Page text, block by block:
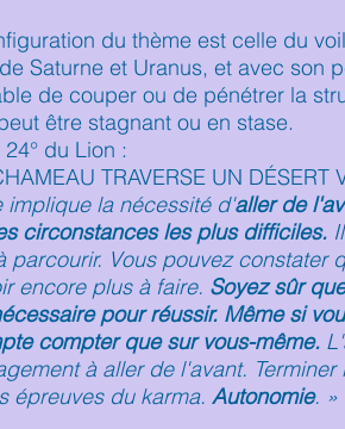
du thème est celle du
Saturne et Uranus, et avec son
de couper ou de pénétrer la
être stagnant ou en stase.
du Lion :
TRAVERSE UN DÉSERT
implique la nécessité d'aller de
circonstances les plus difficiles.
parcourir. Vous pouvez constater
encore plus à faire. Soyez sûr
pour réussir. Même si
compter que sur vous-même.
à aller de l'avant.
épreuves du karma. Autonomie. »